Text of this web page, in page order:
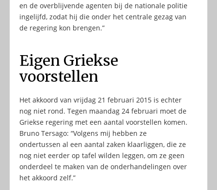
en de overblijvende agenten bij de nationale politie
ingelijfd, zodat hij die onder het centrale gezag van
de regering kon brengen.”
Eigen Griekse
voorstellen
Het akkoord van vrijdag 21 februari 2015 is echter
nog niet rond. Tegen maandag 24 februari moet de
Griekse regering met een aantal voorstellen komen.
Bruno Tersago: “Volgens mij hebben ze
ondertussen al een aantal zaken klaarliggen, die ze
nog niet eerder op tafel wilden leggen, om ze geen
onderdeel te maken van de onderhandelingen over
het akkoord zelf.”